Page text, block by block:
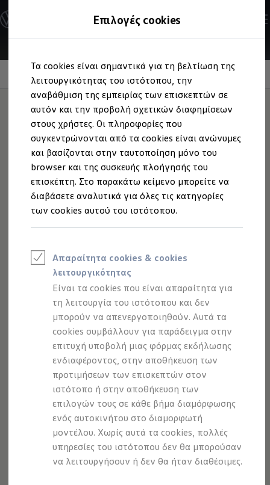
Επιλογές cookies
Τα cookies είναι σημαντικά για τη βελτίωση της
λειτουργικότητας του ιστότοπου, την
αναβάθμιση της εμπειρίας των επισκεπτών σε
αυτόν και την προβολή σχετικών διαφημίσεων
στους χρήστες. Οι πληροφορίες που
συγκεντρώνονται από τα cookies είναι ανώνυμες
και βασίζονται στην ταυτοποίηση μόνο του
browser και της συσκευής πλοήγησής του
επισκέπτη. Στο παρακάτω κείμενο μπορείτε να
διαβάσετε αναλυτικά για όλες τις κατηγορίες
των cookies αυτού του ιστότοπου.
Απαραίτητα cookies & cookies
λειτουργικότητας
Είναι τα cookies που είναι απαραίτητα για
τη λειτουργία του ιστότοπου και δεν
μπορούν να απενεργοποιηθούν. Αυτά τα
cookies συμβάλλουν για παράδειγμα στην
επιτυχή υποβολή μιας φόρμας εκδήλωσης
ενδιαφέροντος, στην αποθήκευση των
προτιμήσεων των επισκεπτών στον
ιστότοπο ή στην αποθήκευση των
επιλογών τους σε κάθε βήμα διαμόρφωσης
ενός αυτοκινήτου στο διαμορφωτή
μοντέλου. Χωρίς αυτά τα cookies, πολλές
υπηρεσίες του ιστότοπου δεν θα μπορούσαν
να λειτουργήσουν ή δεν θα ήταν διαθέσιμες.
στο
περιεχόμενο
στο
footer
Ανακαλύψτε τα Μοντέλα
Διαμορφώστε το Volkswagen σας
Επαγγελματικά Οχήματα Volkswagen
Ηλεκτρικά & eHybrid μοντέλα
Ηλεκτρικά μοντέλα
ID.3 Neo
Νέο ID. Polo
ID.4
ID.4 GTX
ID.5
ID.5 GTX
ID.7
ID.7 GTX
ID. Buzz
ID. Buzz Cargo
ID. CROSS
eHybrid μοντέλα
Golf GTE
Νέο Tayron ehybrid
e-Tools για ηλεκτρικά αυτοκίνητα
Προσομοιωτής αυτονομίας
Προσομοιωτής χρόνου φόρτισης
Προσομοιωτής κόστους φόρτισης
ID. Ενημερώσεις λογισμικού
We Charge - Υπηρεσία Φόρτισης
Εύρεση δημόσιων σημείων φόρτισης
ID. Charger
Ενημέρωση ID.
Πλατφόρμα MEB
Μύθοι & Αλήθειες για την ηλεκτροκίνηση
Πού μπορώ να φορτίσω;
Πόσο μακριά μπορώ να φτάσω;
Πώς μπορώ να πληρώσω;
Πώς μπορώ να φορτίσω;
Η αντλία θερμότητας στα ID.
Η λειτουργία ανάκτησης ενέργειας κατά την
Το σύστημα πέδησης στα ID.
Διαθέσιμα νέα και μεταχειρισμένα αυτοκίνητα
Διαθέσιμα νέα αυτοκίνητα
Ηχοσύστημα "Harman Kardon"
Surround ήχοςγια τις
εξορμήσεις σας!
Το προαιρετικό ηχοσύστημα της "Harman Kardon"
διακρίνεται για τον υψηλής ποιότητας ήχο του και την
εκλεπτυσμένη, κομψή του σχεδίαση. Έχει κατασκευαστεί
για λάτρεις της μουσικής που δεν θέλουν απλά να ακούνε
μουσική κατά τη διαδρομή με το αυτοκίνητοαλλά να την
απολαμβάνουν. Ισορροπημένοι υψηλοί και χαμηλοί τόνοι
αλλά και ακριβή μπάσα, βρίσκονται στη διάθεσή σας για